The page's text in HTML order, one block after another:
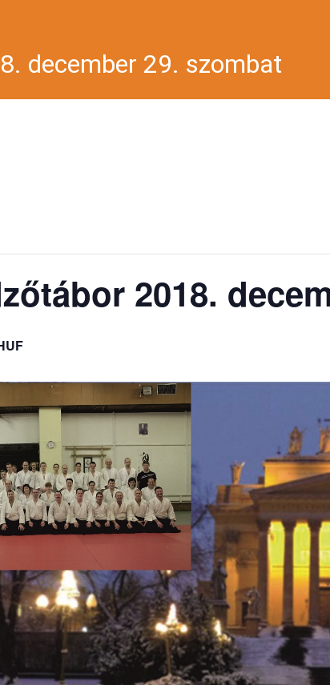
december 29. szombat
2018.